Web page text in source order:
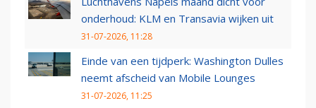
onderhoud: KLM en Transavia wijken uit
31-07-2026, 11:28
Einde van een tijdperk: Washington Dulles
neemt afscheid van Mobile Lounges
31-07-2026, 11:25